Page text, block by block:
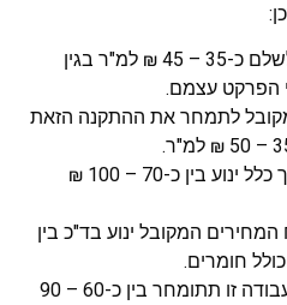
נהוג לשלם כ-35 – 45 ₪ למ"ר בגין
הפרקט עצמם.
לתמחר את ההתקנה הזאת
המחיר בדרך כלל ינוע בין כ-70 – 100 ₪
המחירים המקובל ינוע בד"כ בין
עבודה זו תתומחר בין כ-60 – 90